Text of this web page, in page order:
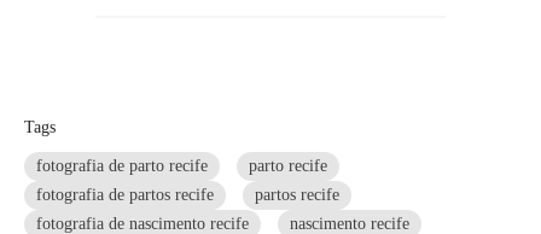
Tags
fotografia de parto recife
parto recife
fotografia de partos recife
partos recife
fotografia de nascimento recife
nascimento recife